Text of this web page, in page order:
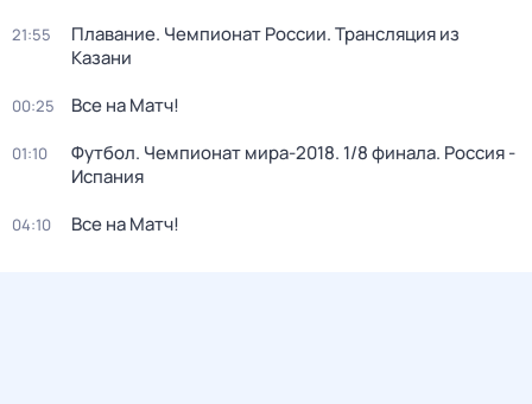
21:55
Плавание. Чемпионат России. Трансляция из
Казани
00:25 Все на Матч!
01:10
Футбол. Чемпионат мира-2018. 1/8 финала. Россия -
Испания
04:10 Все на Матч!